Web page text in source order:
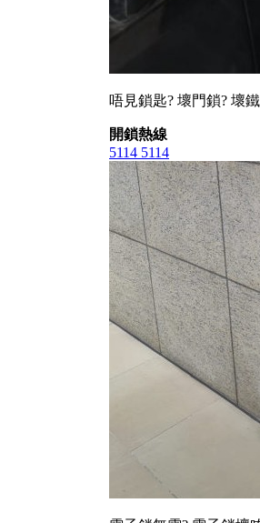
唔見鎖匙? 壞門鎖? 壞
開鎖熱線
5114 5114